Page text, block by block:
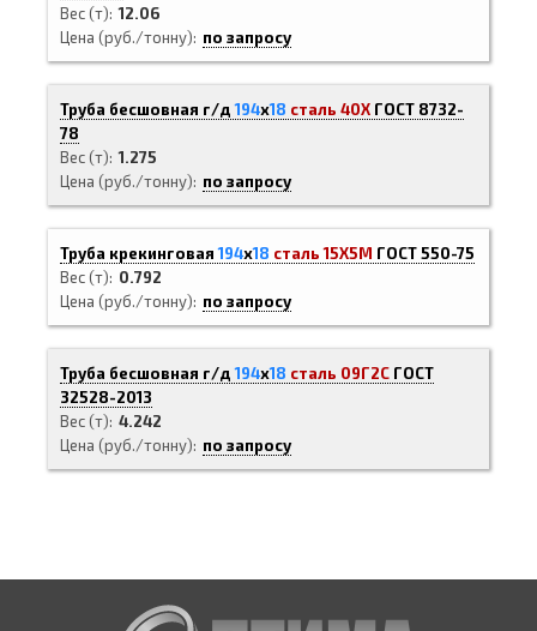
Вес (т) 12.06
Цена (руб./тонну)
по запросу
Труба бесшовная г/д194х18 сталь 40Х ГОСТ 8732-
78
Вес (т) 1.275
Цена (руб./тонну)
по запросу
Труба крекинговая194х18 сталь 15Х5М ГОСТ 550-75
Вес (т)
0.792
Цена (руб./тонну)
по запросу
Труба бесшовная г/д194х18 сталь 09Г2С ГОСТ
32528-2013
Вес (т) 4.242
Цена (руб./тонну)
по запросу